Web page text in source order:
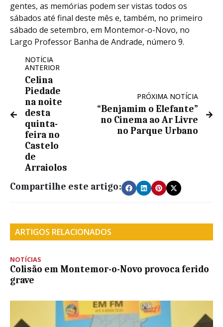
gentes, as memórias podem ser vistas todos os
sábados até final deste mês e, também, no primeiro
sábado de setembro, em Montemor-o-Novo, no
Largo Professor Banha de Andrade, número 9.
NOTÍCIA
ANTERIOR
Celina
Piedade
na noite
desta
quinta-
feira no
Castelo
de
Arraiolos
PRÓXIMA NOTÍCIA
“Benjamim o Elefante”
no Cinema ao Ar Livre
no Parque Urbano
Compartilhe este artigo:
ARTIGOS RELACIONADOS
NOTÍCIAS
Colisão em Montemor-o-Novo provoca ferido
grave